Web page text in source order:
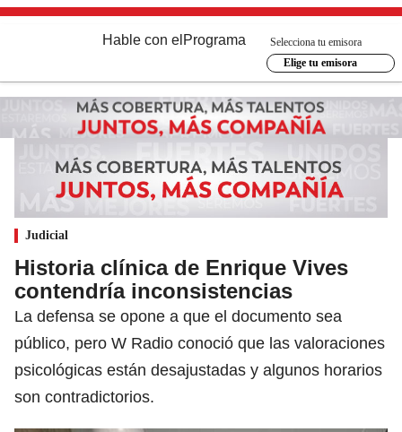
Hable con el Programa
Selecciona tu emisora
Elige tu emisora
Judicial
Historia clínica de Enrique Vives
contendría inconsistencias
La defensa se opone a que el documento sea
público, pero W Radio conoció que las valoraciones
psicológicas están desajustadas y algunos horarios
son contradictorios.